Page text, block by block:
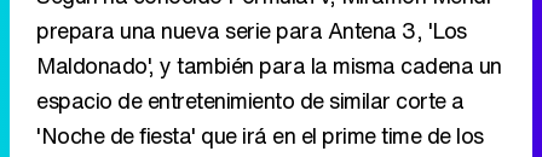
prepara una nueva serie para Antena 3, 'Los
Maldonado', y también para la misma cadena un
espacio de entretenimiento de similar corte a
'Noche de fiesta' que irá en el prime time de los